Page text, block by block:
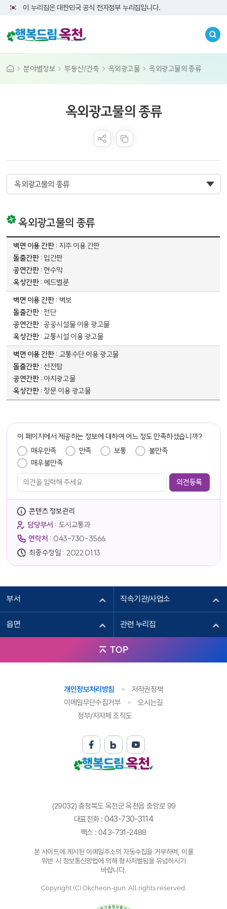
이 누리집은 대한민국 공식 전자정부 누리집입니다.
분야별정보 부동산/건축 옥외광고물 옥외광고물의 종류
옥외광고물의 종류
옥외광고물의 종류
옥외광고물의 종류
지주 이용 간판
입간판
현수막
에드벌룬
벽보
전단
공공시설물 이용 광고물
교통시설 이용 광고물
교통수단 이용 광고물
선전탑
아치광고물
창문 이용 광고물
이 페이지에서 제공하는 정보에 대하여 어느 정도 만족하셨습니까?
매우만족 만족 보통
불만족
매우불만족
콘텐츠 정보관리
담당부서 : 도시교통과
연락처 : 043-730-3566
최종수정일 : 2022.01.13
부서 직속기관/사업소
읍면 관련 누리집
TOP
개인정보처리방침
저작권정책
이메일무단수집거부
오시는길
정부/지자체 조직도
(29032) 충청북도 옥천군 옥천읍 중앙로 99
대표전화 : 043-730-3114
팩스 : 043-731-2488
본 사이트에 게시된 이메일주소의 자동수집을 거부하며, 이를
위반 시 정보통신망법에 의해 형사처벌됨을 유념하시기
바랍니다.
Copyright (C) Okcheon-gun. All rights reserved.